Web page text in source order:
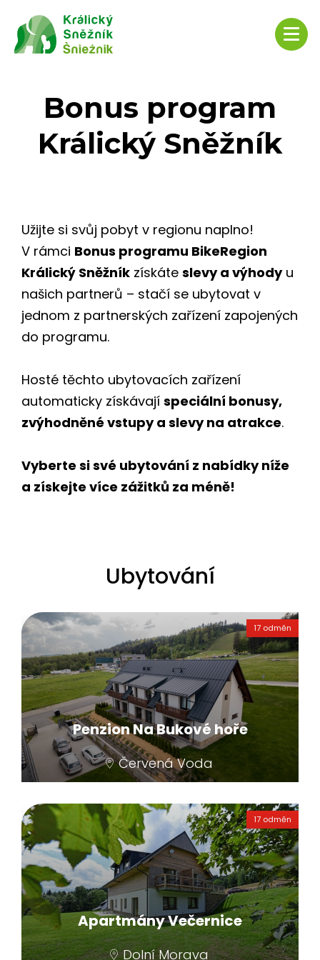
Bonus program
Králický Sněžník
Užijte si svůj pobyt v regionu naplno!
V rámci Bonus programu BikeRegion
Králický Sněžník získáte slevy a výhodyu
našich partnerů – stačí se ubytovat v
jednom z partnerských zařízení zapojených
do programu.
Hosté těchto ubytovacích zařízení
automaticky získávají speciální bonusy,
zvýhodněné vstupy a slevy na atrakce.
Vyberte si své ubytování z nabídky níže
a získejte více zážitků za méně!
Ubytování
Penzion Na Bukové hoře
Červená Voda
apartmánů, které jsou vhodné jak pro rodiny
s dětmi, tak strávenou dovolenou s přáteli.
Samostatný vchod, dostatečný prostor a
skutečně komfortní podlahové vytápění, to
jsou jen malé střípky vašeho ubytování.
Nechybí Wi-Fi připojení a televize, vlastní
sociální zařízení a současně sauna.
Kompletně vybavená kuchyně s jídelním
stolem vytváří velmi příjemné zázemí.
17 odměn
Apartmány Večernice
Dolní Morava
17 odměn